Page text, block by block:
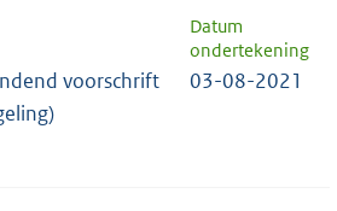
Datum
ondertekening
voorschrift
03-08-2021